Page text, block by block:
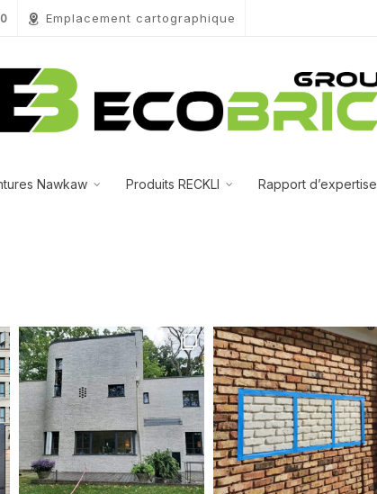
Emplacement cartographique
Nawkaw Produits RECKLI Rapport d’expertise